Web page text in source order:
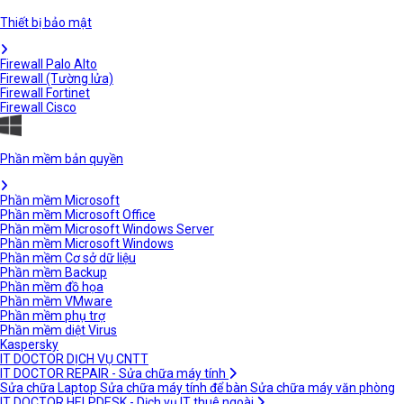
Thiết bị bảo mật
Firewall Palo Alto
Firewall (Tường lửa)
Firewall Fortinet
Firewall Cisco
Phần mềm bản quyền
Phần mềm Microsoft
Phần mềm Microsoft Office
Phần mềm Microsoft Windows Server
Phần mềm Microsoft Windows
Phần mềm Cơ sở dữ liệu
Phần mềm Backup
Phần mềm đồ họa
Phần mềm VMware
Phần mềm phụ trợ
Phần mềm diệt Virus
Kaspersky
IT DOCTOR DỊCH VỤ CNTT
IT DOCTOR REPAIR - Sửa chữa máy tính
Sửa chữa Laptop Sửa chữa máy tính để bàn Sửa chữa máy văn phòng